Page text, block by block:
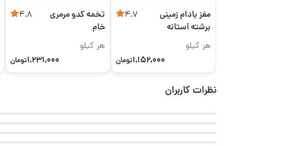
مغز بادام زمینی
برشته آستانه
اعلی
4.7
هر کیلو
1,152,000تومان
تخمه کدو مرمری
خام
4.8
هر کیلو
1,231,000تومان
نظرات کاربران